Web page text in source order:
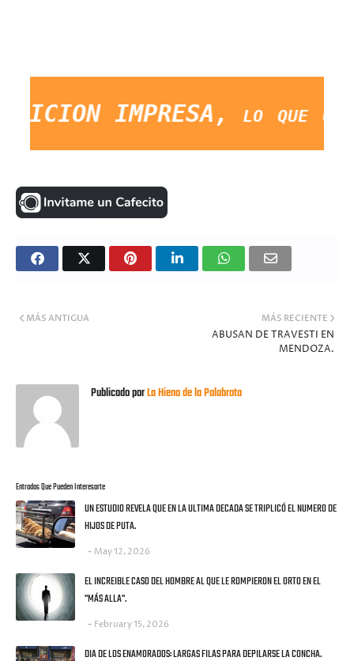
IMPRESA, lo que ocurra
MÁS RECIENTE
ABUSAN DE TRAVESTI EN
MENDOZA.
MÁS ANTIGUA
Publicado porLa Hiena de la Palabrota
Entradas Que Pueden Interesarte
UN ESTUDIO REVELA QUE EN LA ULTIMA DECADA SE TRIPLICÓ EL NUMERO DE
HIJOS DE PUTA.
May 12, 2026
EL INCREIBLE CASO DEL HOMBRE AL QUE LE ROMPIERON EL ORTO EN EL
"MÁS ALLA".
February 15, 2026
DIA DE LOS ENAMORADOS: LARGAS FILAS PARA DEPILARSE LA CONCHA.